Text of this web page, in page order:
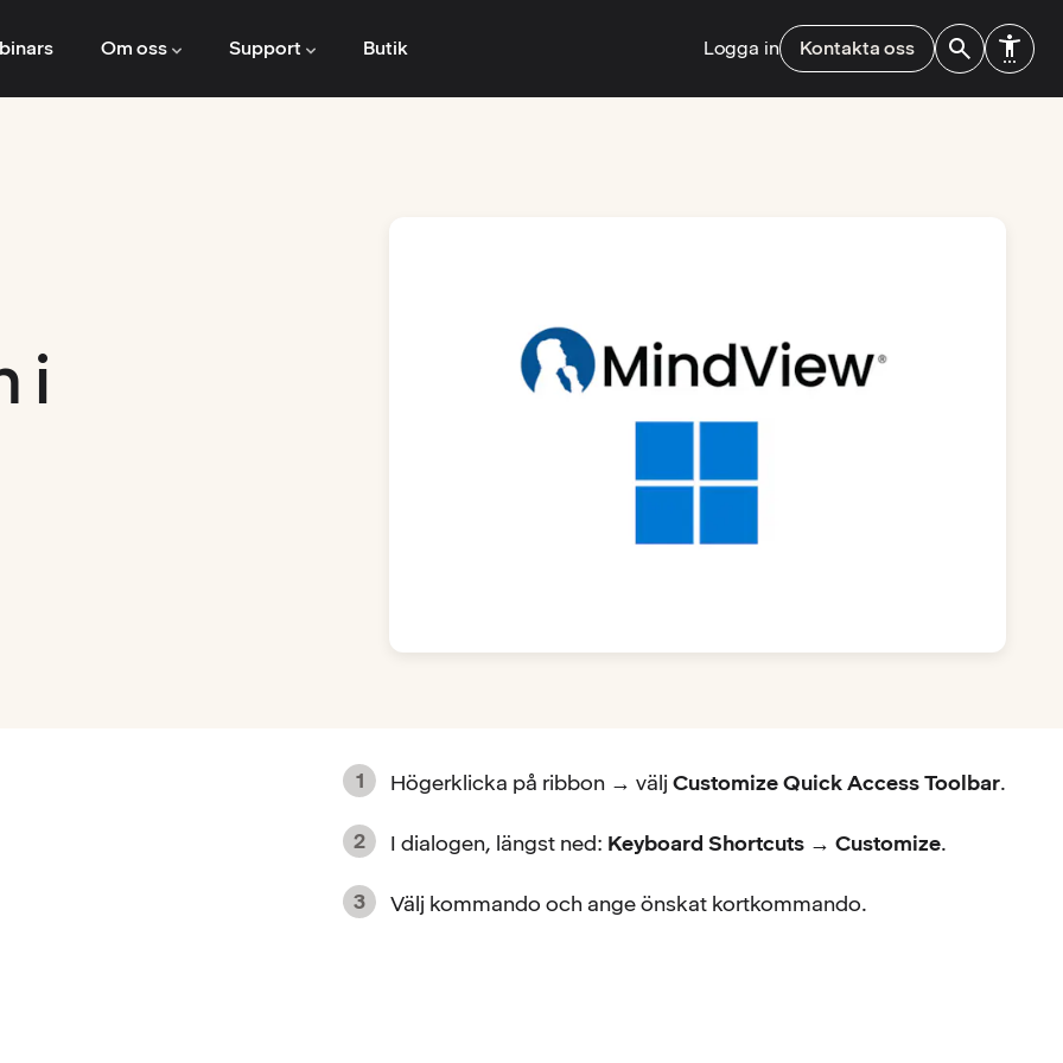
Om oss Support Butik Logga in Kontakta oss
i
Högerklicka på ribbon → välj Customize Quick Access Toolbar.
I dialogen, längst ned: Keyboard Shortcuts → Customize.
Välj kommando och ange önskat kortkommando.